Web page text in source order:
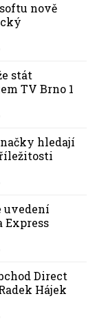
nově
stát
TV Brno 1
hledají
uvedení
Express
Direct
Hájek